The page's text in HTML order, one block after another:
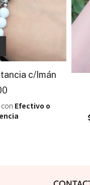
c/Imán
Efectivo o